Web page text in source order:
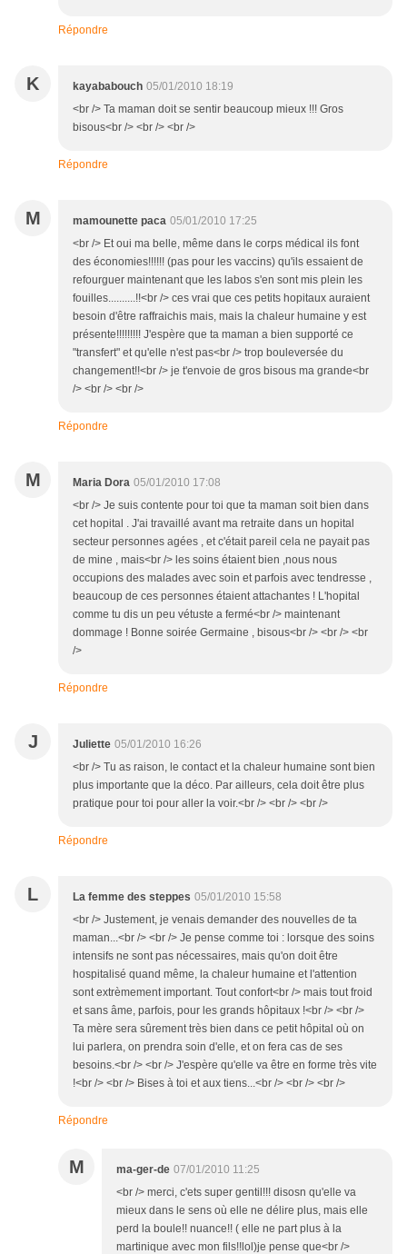
Répondre
K kayababouch 05/01/2010 18:19
<br /> Ta maman doit se sentir beaucoup mieux !!! Gros
bisous<br /> <br /> <br />
Répondre
M mamounette paca 05/01/2010 17:25
<br /> Et oui ma belle, même dans le corps médical ils font
des économies!!!!!! (pas pour les vaccins) qu'ils essaient de
refourguer maintenant que les labos s'en sont mis plein les
fouilles..........!!<br /> ces vrai que ces petits hopitaux auraient
besoin d'être raffraichis mais, mais la chaleur humaine y est
présente!!!!!!!!! J'espère que ta maman a bien supporté ce
"transfert" et qu'elle n'est pas<br /> trop bouleversée du
changement!!<br /> je t'envoie de gros bisous ma grande<br
/> <br /> <br />
Répondre
M Maria Dora 05/01/2010 17:08
<br /> Je suis contente pour toi que ta maman soit bien dans
cet hopital . J'ai travaillé avant ma retraite dans un hopital
secteur personnes agées , et c'était pareil cela ne payait pas
de mine , mais<br /> les soins étaient bien ,nous nous
occupions des malades avec soin et parfois avec tendresse ,
beaucoup de ces personnes étaient attachantes ! L'hopital
comme tu dis un peu vétuste a fermé<br /> maintenant
dommage ! Bonne soirée Germaine , bisous<br /> <br /> <br
/>
Répondre
J Juliette 05/01/2010 16:26
<br /> Tu as raison, le contact et la chaleur humaine sont bien
plus importante que la déco. Par ailleurs, cela doit être plus
pratique pour toi pour aller la voir.<br /> <br /> <br />
Répondre
L La femme des steppes 05/01/2010 15:58
<br /> Justement, je venais demander des nouvelles de ta
maman...<br /> <br /> Je pense comme toi : lorsque des soins
intensifs ne sont pas nécessaires, mais qu'on doit être
hospitalisé quand même, la chaleur humaine et l'attention
sont extrèmement important. Tout confort<br /> mais tout froid
et sans âme, parfois, pour les grands hôpitaux !<br /> <br />
Ta mère sera sûrement très bien dans ce petit hôpital où on
lui parlera, on prendra soin d'elle, et on fera cas de ses
besoins.<br /> <br /> J'espère qu'elle va être en forme très vite
!<br /> <br /> Bises à toi et aux tiens...<br /> <br /> <br />
Répondre
M ma-ger-de 07/01/2010 11:25
<br /> merci, c'ets super gentil!!! disosn qu'elle va
mieux dans le sens où elle ne délire plus, mais elle
perd la boule!! nuance!! ( elle ne part plus à la
martinique avec mon fils!!lol)je pense que<br />